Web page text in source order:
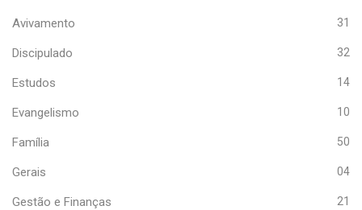
Avivamento 31
Discipulado 32
Estudos 14
Evangelismo 10
Família 50
Gerais 04
Gestão e Finanças 21